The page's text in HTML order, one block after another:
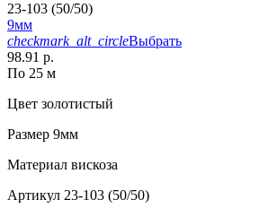
23-103 (50/50)
9мм
checkmark_alt_circleВыбрать
98.91 р.
По 25 м
Цвет золотистый
Размер 9мм
Материал вискоза
Артикул 23-103 (50/50)